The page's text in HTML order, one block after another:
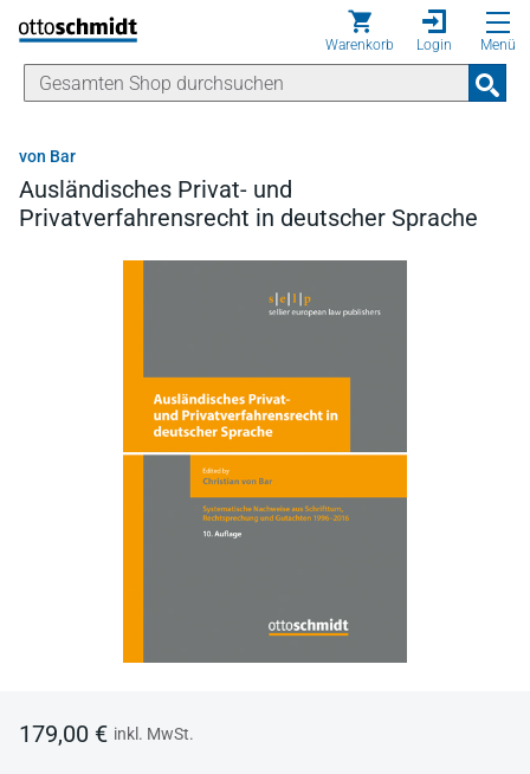
Direkt zum Inhalt
Warenkorb Login Menü
von Bar
Ausländisches Privat- und
Privatverfahrensrecht in deutscher Sprache
179,00 € inkl. MwSt.